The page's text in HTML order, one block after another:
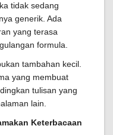
tidak sedang
generik. Ada
yang terasa
formula.
tambahan kecil.
yang membuat
tulisan yang
lain.
Keterbacaan